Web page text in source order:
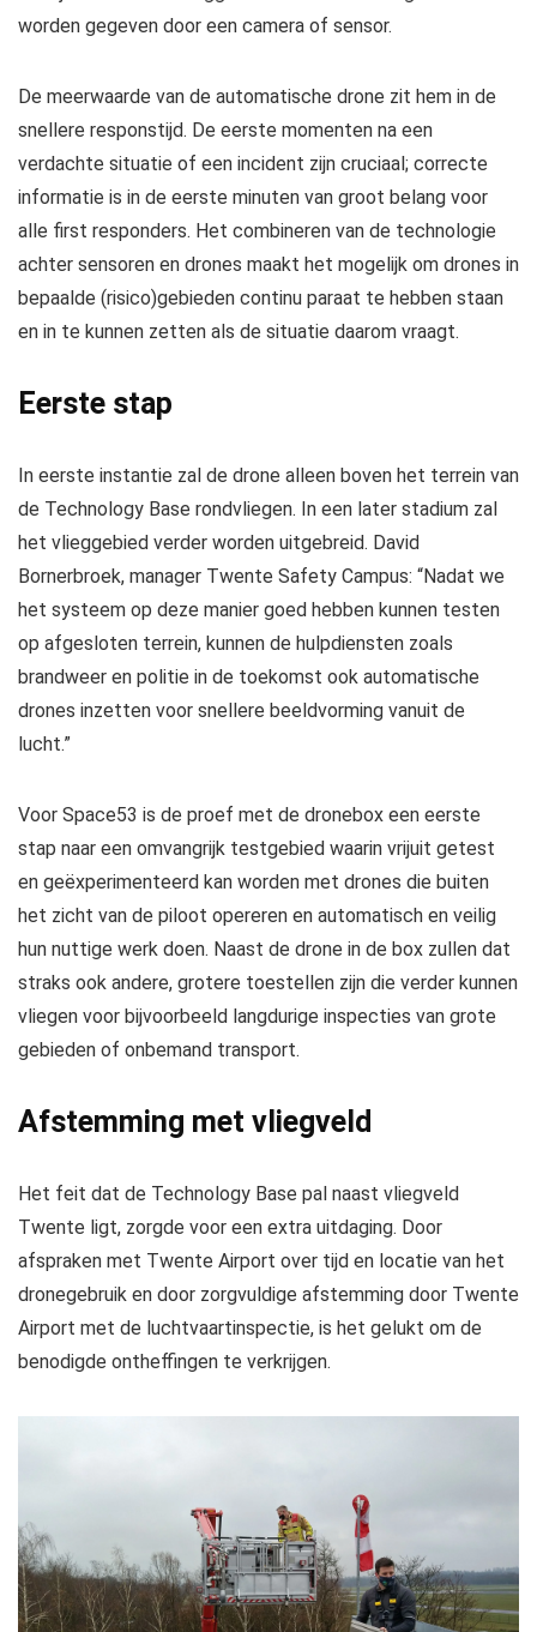
worden gegeven door een camera of sensor.
De meerwaarde van de automatische drone zit hem in de
snellere responstijd. De eerste momenten na een
verdachte situatie of een incident zijn cruciaal; correcte
informatie is in de eerste minuten van groot belang voor
alle first responders. Het combineren van de technologie
achter sensoren en drones maakt het mogelijk om drones in
bepaalde (risico)gebieden continu paraat te hebben staan
en in te kunnen zetten als de situatie daarom vraagt.
Eerste stap
In eerste instantie zal de drone alleen boven het terrein van
de Technology Base rondvliegen. In een later stadium zal
het vlieggebied verder worden uitgebreid. David
Bornerbroek, manager Twente Safety Campus: “Nadat we
het systeem op deze manier goed hebben kunnen testen
op afgesloten terrein, kunnen de hulpdiensten zoals
brandweer en politie in de toekomst ook automatische
drones inzetten voor snellere beeldvorming vanuit de
lucht.”
Voor Space53 is de proef met de dronebox een eerste
stap naar een omvangrijk testgebied waarin vrijuit getest
en geëxperimenteerd kan worden met drones die buiten
het zicht van de piloot opereren en automatisch en veilig
hun nuttige werk doen. Naast de drone in de box zullen dat
straks ook andere, grotere toestellen zijn die verder kunnen
vliegen voor bijvoorbeeld langdurige inspecties van grote
gebieden of onbemand transport.
Afstemming met vliegveld
Het feit dat de Technology Base pal naast vliegveld
Twente ligt, zorgde voor een extra uitdaging. Door
afspraken met Twente Airport over tijd en locatie van het
dronegebruik en door zorgvuldige afstemming door Twente
Airport met de luchtvaartinspectie, is het gelukt om de
benodigde ontheffingen te verkrijgen.